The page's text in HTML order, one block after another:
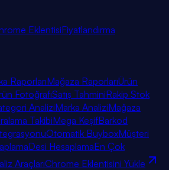
EklentisiFiyatlandırma
RaporlarıMağaza RaporlarıÜrün
FotoğrafıSatış TahminiRakip Stok
AnaliziMarka AnaliziMağaza
TakibiMega KeşifBarkod
Otomatik BuyboxMüşteri
Desi HesaplamaEn Çok
AraçlarıChrome Eklentisini Yükle